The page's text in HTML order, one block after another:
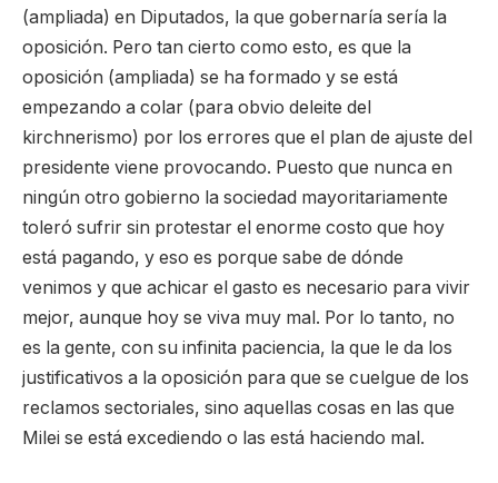
(ampliada) en Diputados, la que gobernaría sería la
oposición. Pero tan cierto como esto, es que la
oposición (ampliada) se ha formado y se está
empezando a colar (para obvio deleite del
kirchnerismo) por los errores que el plan de ajuste del
presidente viene provocando. Puesto que nunca en
ningún otro gobierno la sociedad mayoritariamente
toleró sufrir sin protestar el enorme costo que hoy
está pagando, y eso es porque sabe de dónde
venimos y que achicar el gasto es necesario para vivir
mejor, aunque hoy se viva muy mal. Por lo tanto, no
es la gente, con su infinita paciencia, la que le da los
justificativos a la oposición para que se cuelgue de los
reclamos sectoriales, sino aquellas cosas en las que
Milei se está excediendo o las está haciendo mal.